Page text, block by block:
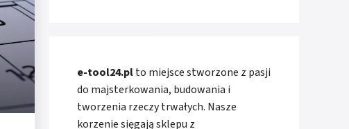
e-tool24.plto miejsce stworzone z pasji
do majsterkowania, budowania i
tworzenia rzeczy trwałych. Nasze
korzenie sięgają sklepu z